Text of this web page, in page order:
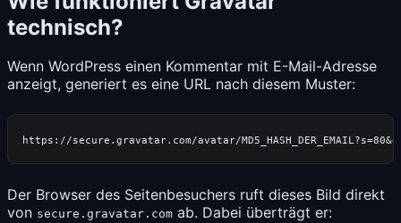
technisch?
Wenn WordPress einen Kommentar mit E-Mail-Adresse
anzeigt, generiert es eine URL nach diesem Muster:
Der Browser des Seitenbesuchers ruft dieses Bild direkt
von secure.gravatar.com ab. Dabei überträgt er: